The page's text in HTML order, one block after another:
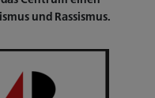
und Rassismus.